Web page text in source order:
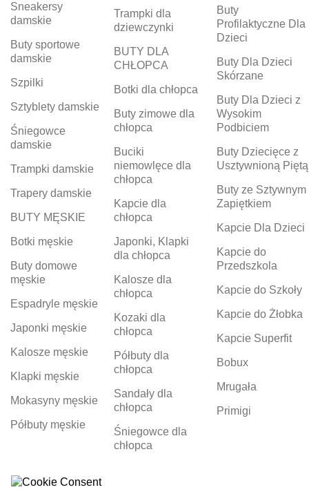
Sneakersy
damskie
Buty sportowe
damskie
Szpilki
Sztyblety damskie
Śniegowce
damskie
Trampki damskie
Trapery damskie
BUTY MĘSKIE
Botki męskie
Buty domowe
męskie
Espadryle męskie
Japonki męskie
Kalosze męskie
Klapki męskie
Mokasyny męskie
Półbuty męskie
Trampki dla
dziewczynki
BUTY DLA
CHŁOPCA
Botki dla chłopca
Buty zimowe dla
chłopca
Buciki
niemowlęce dla
chłopca
Kapcie dla
chłopca
Japonki, Klapki
dla chłopca
Kalosze dla
chłopca
Kozaki dla
chłopca
Półbuty dla
chłopca
Sandały dla
chłopca
Śniegowce dla
chłopca
Buty
Profilaktyczne Dla
Dzieci
Buty Dla Dzieci
Skórzane
Buty Dla Dzieci z
Wysokim
Podbiciem
Buty Dziecięce z
Usztywnioną Piętą
Buty ze Sztywnym
Zapiętkiem
Kapcie Dla Dzieci
Kapcie do
Przedszkola
Kapcie do Szkoły
Kapcie do Żłobka
Kapcie Superfit
Bobux
Mrugała
Primigi